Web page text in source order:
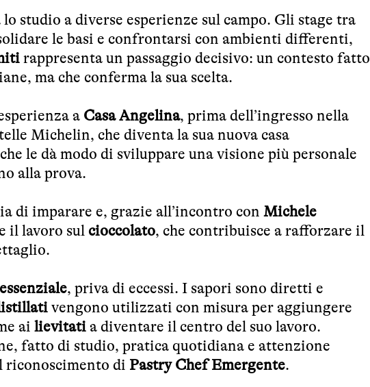
studio a diverse esperienze sul campo. Gli stage tra
le basi e confrontarsi con ambienti differenti,
rappresenta un passaggio decisivo: un contesto fatto
ma che conferma la sua scelta.
a Casa Angelina, prima dell’ingresso nella
Michelin, che diventa la sua nuova casa
le dà modo di sviluppare una visione più personale
alla prova.
di imparare e, grazie all’incontro con Michele
il lavoro sul cioccolato, che contribuisce a rafforzare il
, priva di eccessi. I sapori sono diretti e
vengono utilizzati con misura per aggiungere
ai lievitati a diventare il centro del suo lavoro.
fatto di studio, pratica quotidiana e attenzione
riconoscimento di Pastry Chef Emergente.